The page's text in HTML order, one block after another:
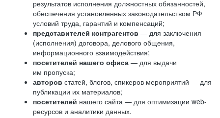
результатов исполнения должностных обязанностей,
обеспечения установленных законодательством РФ
условий труда, гарантий и компенсаций;
представителей контрагентов — для заключения
(исполнения) договора, делового общения,
информационного взаимодействия;
посетителей нашего офиса — для выдачи
им пропуска;
авторов статей, блогов, спикеров мероприятий — для
публикации их материалов;
посетителей нашего сайта — для оптимизации web-
ресурсов и аналитики данных.